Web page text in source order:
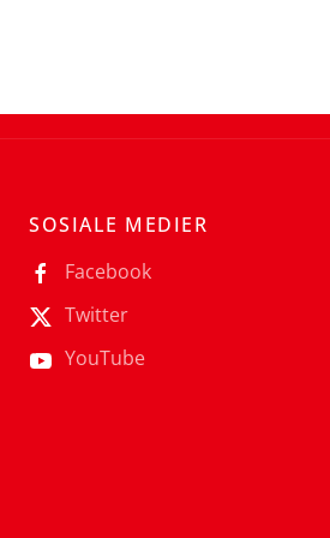
SOSIALE MEDIER
Facebook
Twitter
YouTube